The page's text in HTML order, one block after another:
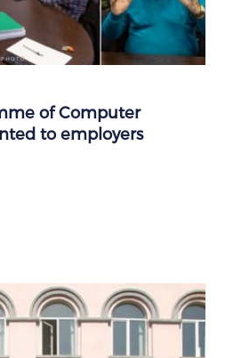
of Computer
to employers